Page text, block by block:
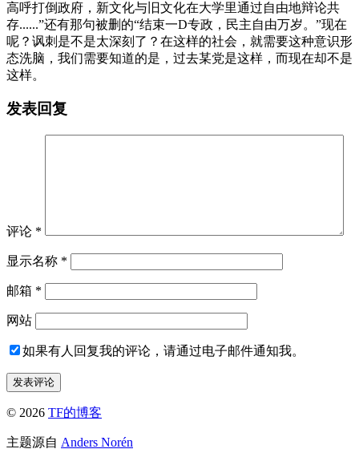
高呼打倒政府，新文化与旧文化在大学里通过自由地辩论共
存......”还有那句被删的“结束一D专政，民主自由万岁。”现在
呢？讽刺是不是太深刻了？在这样的社会，就需要这种意识形
态洗脑，我们需要知道的是，过去某党是这样，而现在却不是
这样。
发表回复
评论 *
显示名称 *
邮箱 *
网站
如果有人回复我的评论，请通过电子邮件通知我。
© 2026 TF的博客
主题源自 Anders Norén